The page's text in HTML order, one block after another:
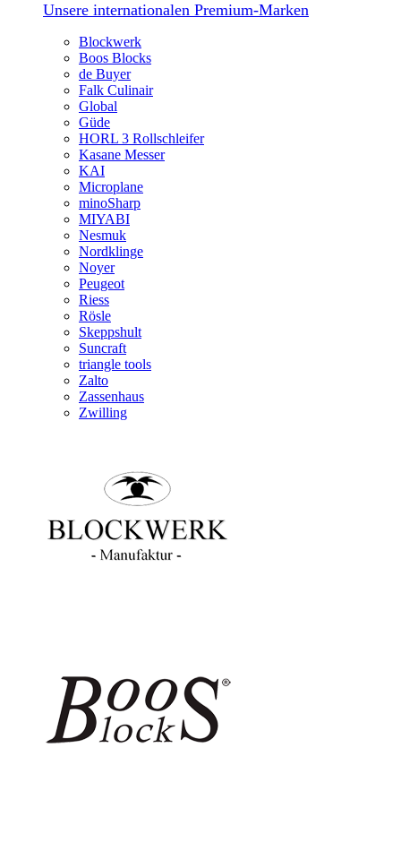
Unsere internationalen Premium-Marken
Blockwerk
Boos Blocks
de Buyer
Falk Culinair
Global
Güde
HORL 3 Rollschleifer
Kasane Messer
KAI
Microplane
minoSharp
MIYABI
Nesmuk
Nordklinge
Noyer
Peugeot
Riess
Rösle
Skeppshult
Suncraft
triangle tools
Zalto
Zassenhaus
Zwilling